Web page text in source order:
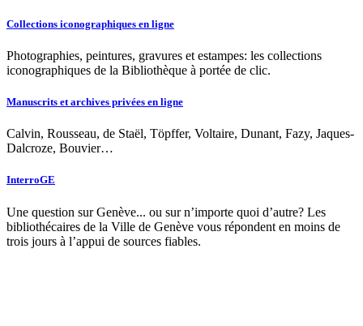
Collections iconographiques en ligne
Photographies, peintures, gravures et estampes: les collections
iconographiques de la Bibliothèque à portée de clic.
Manuscrits et archives privées en ligne
Calvin, Rousseau, de Staël, Töpffer, Voltaire, Dunant, Fazy, Jaques-
Dalcroze, Bouvier…
InterroGE
Une question sur Genève... ou sur n’importe quoi d’autre? Les
bibliothécaires de la Ville de Genève vous répondent en moins de
trois jours à l’appui de sources fiables.